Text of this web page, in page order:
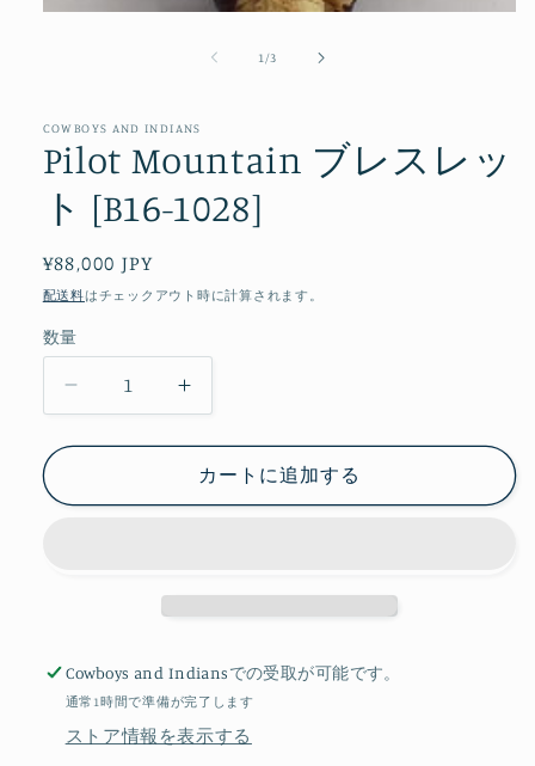
メ
デ
ィ
ア
開
く
1 /の3
COWBOYS AND INDIANS
Pilot Mountain ブレスレッ
ト [B16-1028]
通
常
格
¥88,000 JPY
配送料はチェックアウト時に計算されます。
数量
Mountain
ブ
ス
1028]
の
量
Pilot
Mountain
ブ
レ
ス
1028]
の
数
量
カートに追加する
Cowboys and Indiansでの受取が可能です。
通常1時間で準備が完了します
ストア情報を表示する